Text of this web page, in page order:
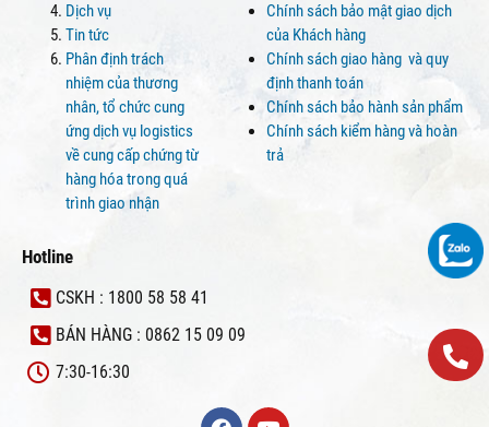
Dịch vụ
Tin tức
Phân định trách
nhiệm của thương
nhân, tổ chức cung
ứng dịch vụ logistics
về cung cấp chứng từ
hàng hóa trong quá
trình giao nhận
Chính sách bảo mật giao dịch
của Khách hàng
Chính sách giao hàng và quy
định thanh toán
Chính sách bảo hành sản phẩm
Chính sách kiểm hàng và hoàn
trả
Hotline
CSKH : 1800 58 58 41
BÁN HÀNG : 0862 15 09 09
7:30-16:30